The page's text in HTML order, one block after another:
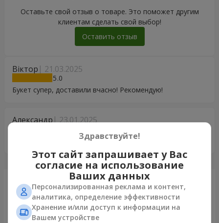
Віктор 21.03.2025
5
Букет супер, доставили вчасно! Рекомендую!
Александр 23.01.2025
Все отлично! Дякую!
Оставьте свой отзыв о товаре. Это поможет другим
клиентам сделать свой выбор!
Оставить отзыв
Только что доставили
Здравствуйте!
Этот сайт запрашивает у Вас
согласие на использование
Ваших данных
Персонализированная реклама и контент,
аналитика, определение эффективности
Хранение и/или доступ к информации на
Вашем устройстве